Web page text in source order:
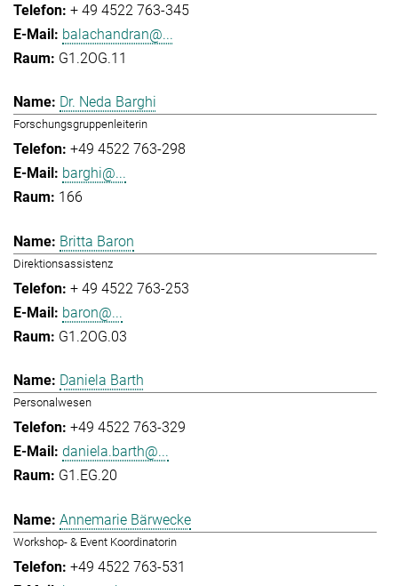
+ 49 4522 763-345
balachandran@...
G1.2OG.11
Dr. Neda Barghi
Forschungsgruppenleiterin
+49 4522 763-298
barghi@...
166
Britta Baron
Direktionsassistenz
+ 49 4522 763-253
baron@...
G1.2OG.03
Daniela Barth
Personalwesen
+49 4522 763-329
daniela.barth@...
G1.EG.20
Annemarie Bärwecke
Workshop- & Event Koordinatorin
+49 4522 763-531